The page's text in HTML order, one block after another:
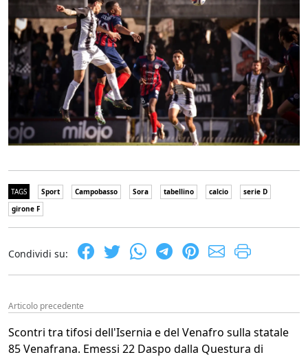
TAGS Sport Campobasso Sora tabellino calcio
serie D
girone F
Condividi su:
Articolo precedente
Scontri tra tifosi dell'Isernia e del Venafro sulla statale
85 Venafrana. Emessi 22 Daspo dalla Questura di